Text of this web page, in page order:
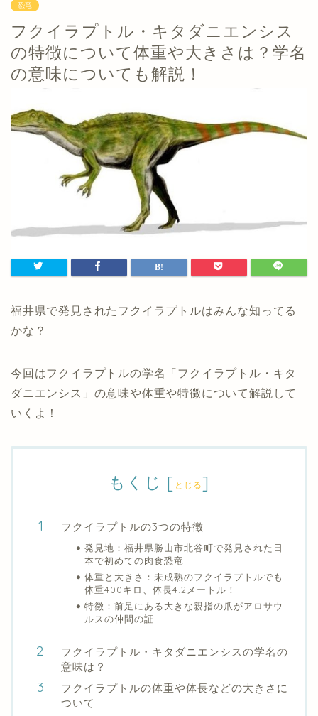
恐竜
フクイラプトル・キタダニエンシス
の特徴について体重や大きさは？学名
の意味についても解説！
福井県で発見されたフクイラプトルはみんな知ってる
かな？
今回はフクイラプトルの学名「フクイラプトル・キタ
ダニエンシス」の意味や体重や特徴について解説して
いくよ！
もくじ [ とじる]
フクイラプトルの3つの特徴
発見地：福井県勝山市北谷町で発見された日
本で初めての肉食恐竜
体重と大きさ：未成熟のフクイラプトルでも
体重400キロ、体長4.2メートル！
特徴：前足にある大きな親指の爪がアロサウ
ルスの仲間の証
フクイラプトル・キタダニエンシスの学名の
意味は？
フクイラプトルの体重や体長などの大きさに
ついて